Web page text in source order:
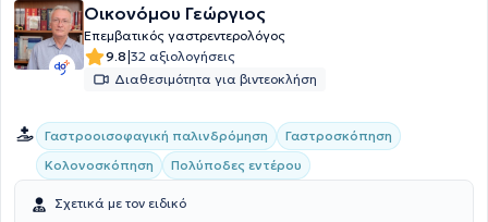
Οικονόμου Γεώργιος
Επεμβατικός γαστρεντερολόγος
9.8|32 αξιολογήσεις
Διαθεσιμότητα για βιντεοκλήση
Γαστροοισοφαγική παλινδρόμηση
Γαστροσκόπηση
Κολονοσκόπηση
Πολύποδες εντέρου
Σχετικά με τον ειδικό